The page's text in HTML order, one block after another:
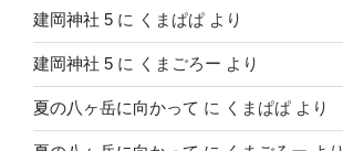
建岡神社 5 に くまぱぱ より
建岡神社 5 に くまごろー より
夏の八ヶ岳に向かって に くまぱぱ より